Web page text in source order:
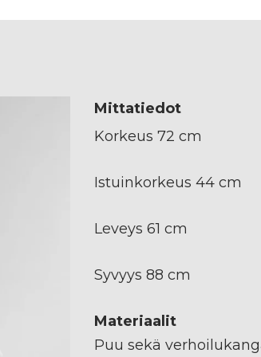
Mittatiedot
Korkeus 72 cm
Istuinkorkeus 44 cm
Leveys 61 cm
Syvyys 88 cm
Materiaalit
Puu sekä